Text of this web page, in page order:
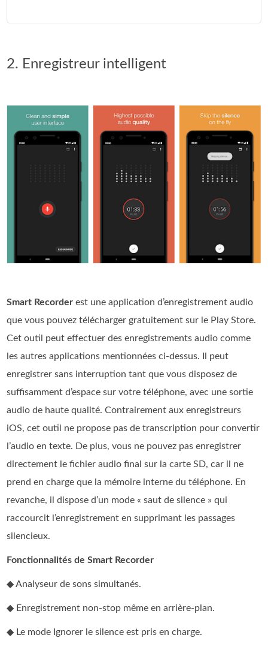
2. Enregistreur intelligent
Smart Recorder est une application d’enregistrement audio
que vous pouvez télécharger gratuitement sur le Play Store.
Cet outil peut effectuer des enregistrements audio comme
les autres applications mentionnées ci‑dessus. Il peut
enregistrer sans interruption tant que vous disposez de
suffisamment d’espace sur votre téléphone, avec une sortie
audio de haute qualité. Contrairement aux enregistreurs
iOS, cet outil ne propose pas de transcription pour convertir
l’audio en texte. De plus, vous ne pouvez pas enregistrer
directement le fichier audio final sur la carte SD, car il ne
prend en charge que la mémoire interne du téléphone. En
revanche, il dispose d’un mode « saut de silence » qui
raccourcit l’enregistrement en supprimant les passages
silencieux.
Fonctionnalités de Smart Recorder
◆ Analyseur de sons simultanés.
◆ Enregistrement non-stop même en arrière-plan.
◆ Le mode Ignorer le silence est pris en charge.